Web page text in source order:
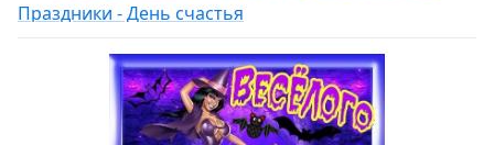
Праздники - День счастья